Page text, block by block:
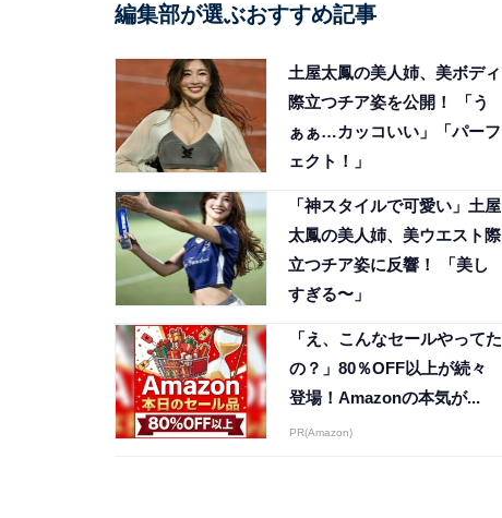
編集部が選ぶおすすめ記事
土屋太鳳の美人姉、美ボディ
際立つチア姿を公開！ 「う
ぁぁ…カッコいい」「パーフ
ェクト！」
「神スタイルで可愛い」土屋
太鳳の美人姉、美ウエスト際
立つチア姿に反響！ 「美し
すぎる〜」
「え、こんなセールやってた
の？」80％OFF以上が続々
登場！Amazonの本気が...
PR(Amazon)